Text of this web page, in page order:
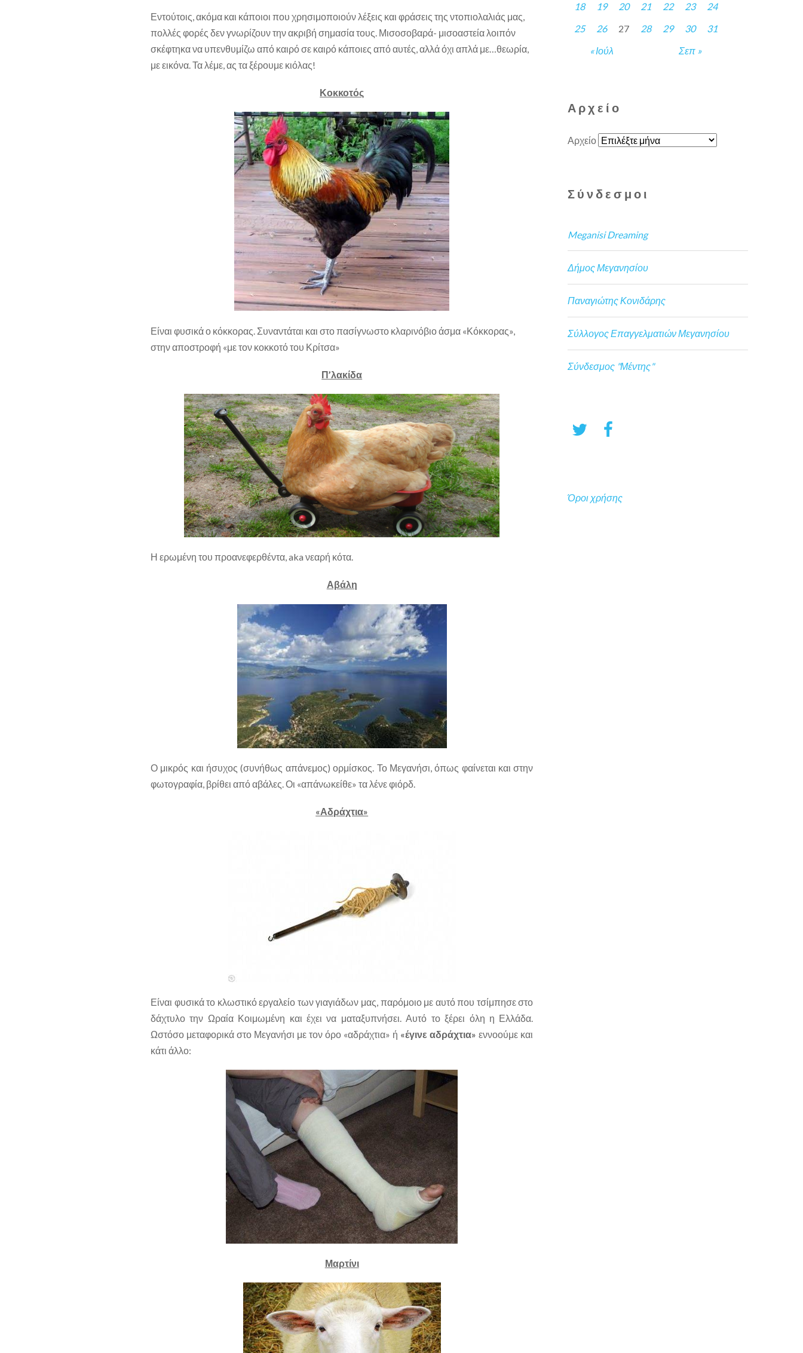
Εντούτοις, ακόμα και κάποιοι που χρησιμοποιούν λέξεις και φράσεις της ντοπιολαλιάς μας,
πολλές φορές δεν γνωρίζουν την ακριβή σημασία τους. Μισοσοβαρά- μισοαστεία λοιπόν
σκέφτηκα να υπενθυμίζω από καιρό σε καιρό κάποιες από αυτές, αλλά όχι απλά με…θεωρία,
με εικόνα. Τα λέμε, ας τα ξέρουμε κιόλας!
Κοκκοτός
Είναι φυσικά ο κόκκορας. Συναντάται και στο πασίγνωστο κλαρινόβιο άσμα «Κόκκορας»,
στην αποστροφή «με τον κοκκοτό του Κρίτσα»
Π’λακίδα
Η ερωμένη του προανεφερθέντα, aka νεαρή κότα.
Αβάλη
Ο μικρός και ήσυχος (συνήθως απάνεμος) ορμίσκος. Το Μεγανήσι, όπως φαίνεται και στην
φωτογραφία, βρίθει από αβάλες. Οι «απάνωκείθε» τα λένε φιόρδ.
«Αδράχτια»
Είναι φυσικά το κλωστικό εργαλείο των γιαγιάδων μας, παρόμοιο με αυτό που τσίμπησε στο
δάχτυλο την Ωραία Κοιμωμένη και έχει να ματαξυπνήσει. Αυτό το ξέρει όλη η Ελλάδα.
Ωστόσο μεταφορικά στο Μεγανήσι με τον όρο «αδράχτια» ή «έγινε αδράχτια» εννοούμε και
κάτι άλλο:
Μαρτίνι
« Ιούλ Σεπ »
18
19 20 21 22 23
24
25
26 27 28 29 30 31
Αρχείο
Αρχείο
Σύνδεσμοι
Meganisi Dreaming
Δήμος Μεγανησίου
Παναγιώτης Κονιδάρης
Σύλλογος Επαγγελματιών Μεγανησίου
Σύνδεσμος "Μέντης"
Όροι χρήσης